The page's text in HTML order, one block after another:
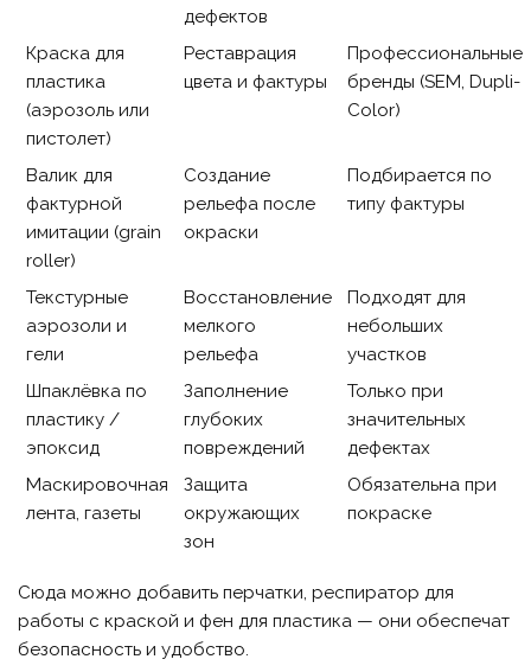
дефектов
Краска для
пластика
(аэрозоль или
пистолет)
Реставрация
цвета и фактуры
Профессиональные
бренды (SEM, Dupli-
Color)
Валик для
фактурной
имитации (grain
roller)
Создание
рельефа после
окраски
Подбирается по
типу фактуры
Текстурные
аэрозоли и
гели
Восстановление
мелкого
рельефа
Подходят для
небольших
участков
Шпаклёвка по
пластику /
эпоксид
Заполнение
глубоких
повреждений
Только при
значительных
дефектах
Маскировочная
лента, газеты
Защита
окружающих
зон
Обязательна при
покраске
Сюда можно добавить перчатки, респиратор для
работы с краской и фен для пластика — они обеспечат
безопасность и удобство.